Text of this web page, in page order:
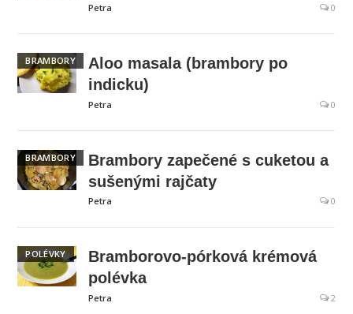
Petra 0
BRAMBORY
Aloo masala (brambory po
indicku)
Petra 0
BRAMBORY
Brambory zapečené s cuketou a
sušenými rajčaty
Petra 0
POLÉVKY
Bramborovo-pórková krémová
polévka
Petra 2